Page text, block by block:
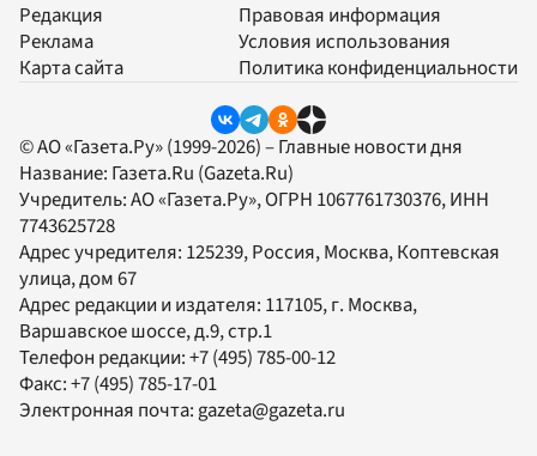
Редакция
Реклама
Карта сайта
Правовая информация
Условия использования
Политика конфиденциальности
© АО «Газета.Ру» (1999-2026) – Главные новости дня
Название: Газета.Ru (Gazeta.Ru)
Учредитель:АО «Газета.Ру», ОГРН 1067761730376, ИНН
7743625728
Адрес учредителя: 125239, Россия, Москва, Коптевская
улица, дом 67
Адрес редакции и издателя: 117105, г. Москва,
Варшавское шоссе, д.9, стр.1
Телефон редакции:+7 (495) 785-00-12
Факс:+7 (495) 785-17-01
Электронная почта:gazeta@gazeta.ru